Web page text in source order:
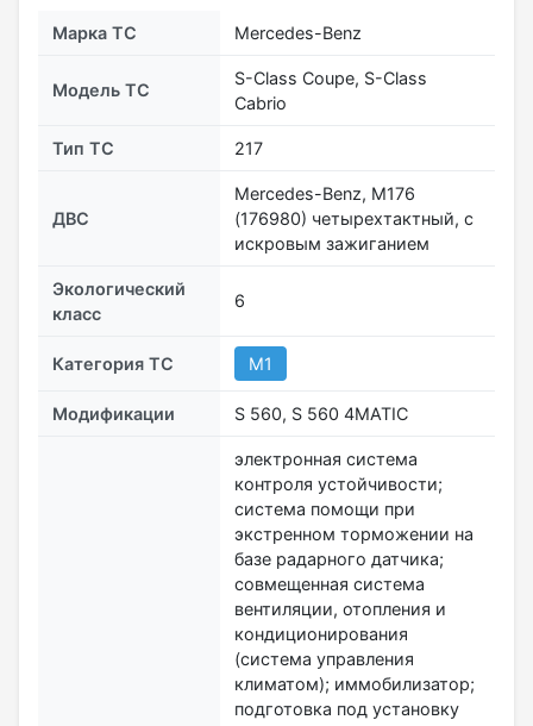
Марка ТС Mercedes-Benz
Модель ТС
S-Сlass Coupe, S-Сlass
Cabrio
Тип ТС 217
ДВС
Mercedes-Benz, M176
(176980) четырехтактный, с
искровым зажиганием
Экологический
класс
6
Категория ТС M1
Модификации S 560, S 560 4MATIC
электронная система
контроля устойчивости;
система помощи при
экстренном торможении на
базе радарного датчика;
совмещенная система
вентиляции, отопления и
кондиционирования
(система управления
климатом); иммобилизатор;
подготовка под установку